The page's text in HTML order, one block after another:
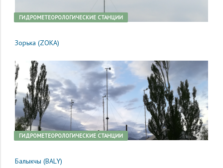
ГИДРОМЕТЕОРОЛОГИЧЕСКИЕ СТАНЦИИ
Зорька (ZOKA)
ГИДРОМЕТЕОРОЛОГИЧЕСКИЕ СТАНЦИИ
Балыкчы (BALY)